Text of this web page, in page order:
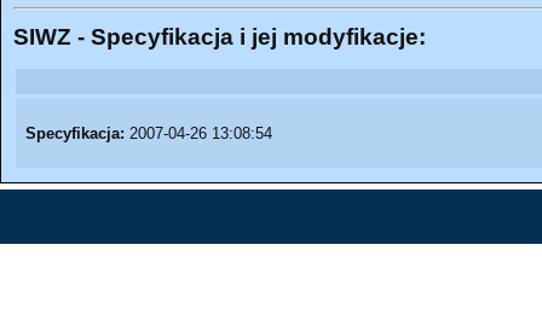
SIWZ - Specyfikacja i jej modyfikacje:
Specyfikacja: 2007-04-26 13:08:54